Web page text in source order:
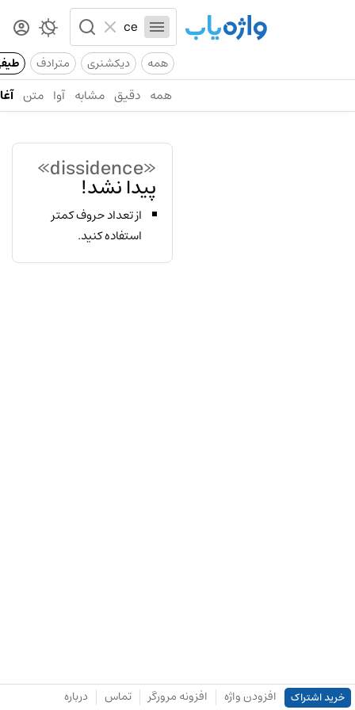
همه دیکشنری مترادف
همه دقیق مشابه آوا متن
«dissidence»
پیدا نشد!
از تعداد حروف کمتر
استفاده کنید.
خرید اشتراک افزودن واژه افزونه مرورگر تماس درباره